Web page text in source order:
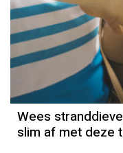
Wees
slim af met deze